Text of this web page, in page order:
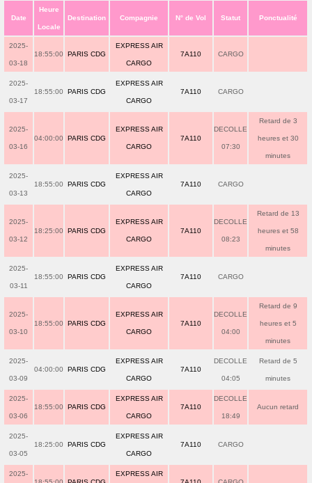
Date
Heure
Locale
Destination Compagnie N° de Vol Statut Ponctualité
2025-
03-18
18:55:00 PARIS CDG
EXPRESS AIR
CARGO
7A110 CARGO
2025-
03-17
18:55:00 PARIS CDG
EXPRESS AIR
CARGO
7A110 CARGO
2025-
03-16
04:00:00 PARIS CDG
EXPRESS AIR
CARGO
7A110
DECOLLE
07:30
Retard de 3
heures et 30
minutes
2025-
03-13
18:55:00 PARIS CDG
EXPRESS AIR
CARGO
7A110 CARGO
2025-
03-12
18:25:00 PARIS CDG
EXPRESS AIR
CARGO
7A110
DECOLLE
08:23
Retard de 13
heures et 58
minutes
2025-
03-11
18:55:00 PARIS CDG
EXPRESS AIR
CARGO
7A110 CARGO
2025-
03-10
18:55:00 PARIS CDG
EXPRESS AIR
CARGO
7A110
DECOLLE
04:00
Retard de 9
heures et 5
minutes
2025-
03-09
04:00:00 PARIS CDG
EXPRESS AIR
CARGO
7A110
DECOLLE
04:05
Retard de 5
minutes
2025-
03-06
18:55:00 PARIS CDG
EXPRESS AIR
CARGO
7A110
DECOLLE
18:49
Aucun retard
2025-
03-05
18:25:00 PARIS CDG
EXPRESS AIR
CARGO
7A110 CARGO
2025- EXPRESS AIR